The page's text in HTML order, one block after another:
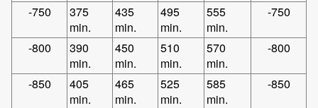
-750
375
min.
435
min.
495
min.
555
min.
-750
-800
390
min.
450
min.
510
min.
570
min.
-800
-850
405
min.
465
min.
525
min.
585
min.
-850